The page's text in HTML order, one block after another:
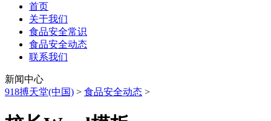
首页
关于我们
食品安全常识
食品安全动态
联系我们
新闻中心
918搏天堂(中国) > 食品安全动态 >